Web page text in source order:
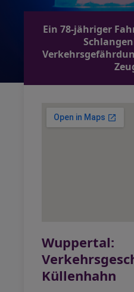
Ein 78-jähriger
Wuppertal:
Küllenhahn